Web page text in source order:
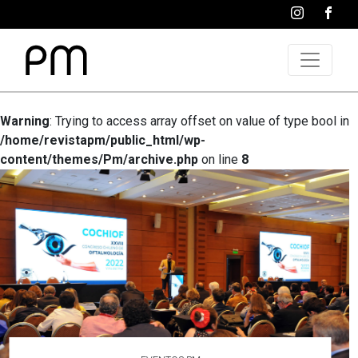
Warning: Trying to access array offset on value of type bool in
/home/revistapm/public_html/wp-
content/themes/Pm/archive.php on line 8